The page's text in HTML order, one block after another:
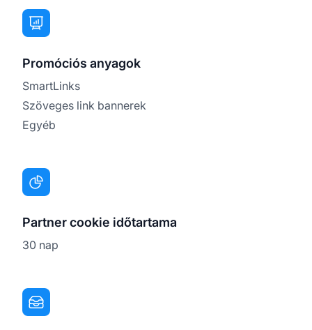
Promóciós anyagok
SmartLinks
Szöveges link bannerek
Egyéb
Partner cookie időtartama
30 nap